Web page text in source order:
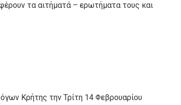
τα αιτήματά – ερωτήματα τους και
Κρήτης την Τρίτη 14 Φεβρουαρίου